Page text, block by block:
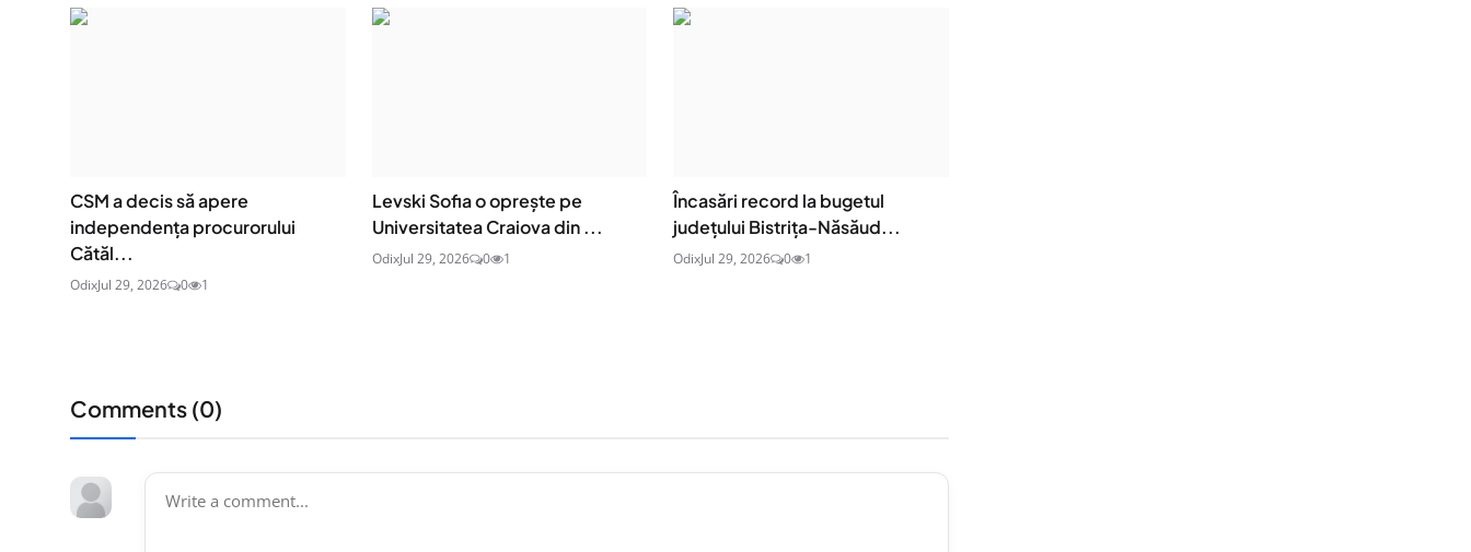
CSM a decis să apere
independența procurorului
Cătăl...
OdixJul 29, 2026 0 1
Levski Sofia o oprește pe
Universitatea Craiova din ...
OdixJul 29, 2026 0 1
Încasări record la bugetul
județului Bistrița-Năsăud...
OdixJul 29, 2026 0 1
Comments (0)